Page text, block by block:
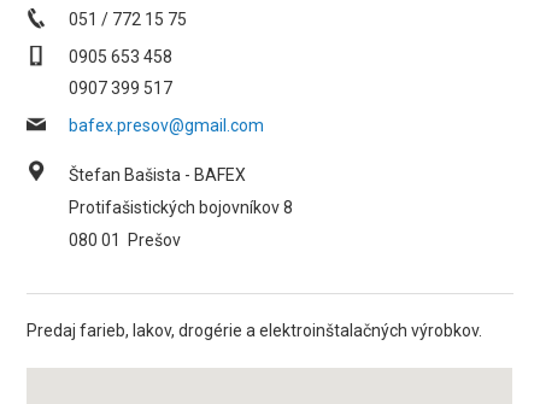
051 / 772 15 75
0905 653 458
0907 399 517
bafex.presov@gmail.com
Štefan Bašista - BAFEX
Protifašistických bojovníkov 8
080 01
Prešov
Predaj farieb, lakov, drogérie a elektroinštalačných výrobkov.